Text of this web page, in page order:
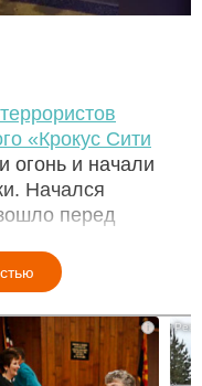
«Крокус Сити
огонь и начали
Начался
перед